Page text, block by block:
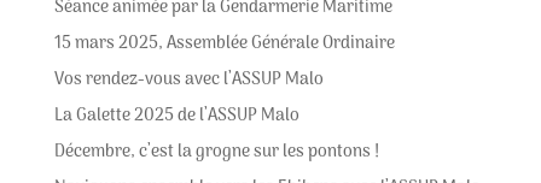
Séance animée par la Gendarmerie Maritime
15 mars 2025, Assemblée Générale Ordinaire
Vos rendez-vous avec l’ASSUP Malo
La Galette 2025 de l’ASSUP Malo
Décembre, c’est la grogne sur les pontons !